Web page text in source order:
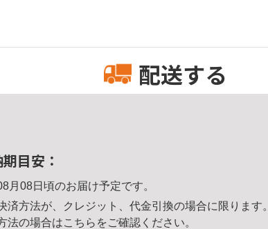
配送する
目安：
月08日頃のお届け予定です。
済方法が、クレジット、代金引換の場合に限ります
法の場合はこちら をご確認ください。